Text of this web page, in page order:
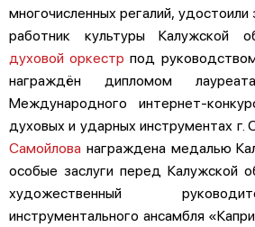
многочисленных регалий,
работник культуры Калужской
духовой оркестр под
награждён дипломом
Международного интернет-
духовых и ударных инструментах г.
Самойлова награждена медалью
особые заслуги перед Калужской
художественный
инструментального ансамбля